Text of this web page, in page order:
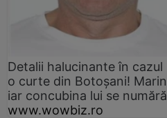
Detalii halucinante în
o curte din Botoșani!
iar concubina lui se
www.wowbiz.ro